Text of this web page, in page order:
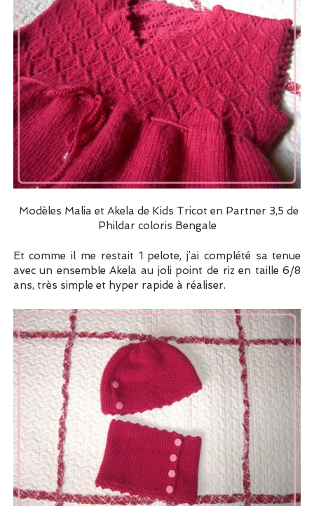
Modèles Malia et Akela de Kids Tricot en Partner 3,5 de
Phildar coloris Bengale
Et comme il me restait 1 pelote, j’ai complété sa tenue
avec un ensemble Akela au joli point de riz en taille 6/8
ans, très simple et hyper rapide à réaliser.